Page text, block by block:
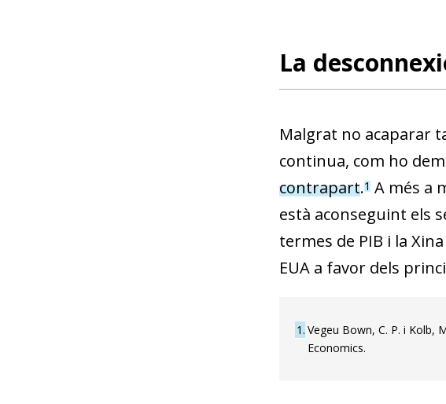
La
Malgrat no acaparar
continua, com ho
contrapart.1A més a
està aconseguint els
termes de PIB i la
EUA a favor dels
1 Vegeu Bown, C. P. i Kolb,
Economics.